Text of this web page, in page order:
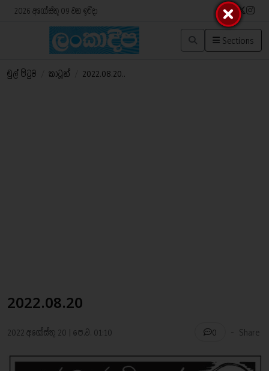
2026 අගෝස්තු 09 වන ඉරිදා
Sections
මුල් පිටුව කාටූන් 2022.08.20..
2022.08.20
2022 අගෝස්තු 20 | පෙ.ව. 01:10 0 - Share